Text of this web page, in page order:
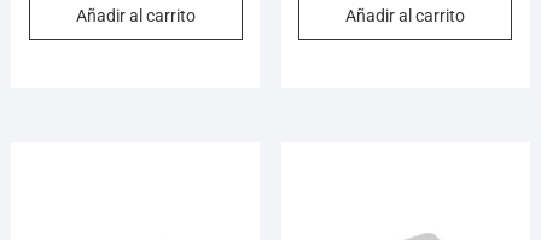
Añadir al carrito Añadir al carrito